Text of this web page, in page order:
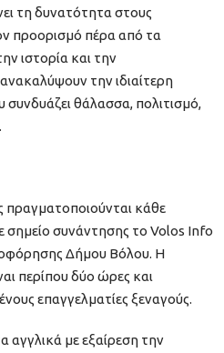
τη δυνατότητα στους
προορισμό πέρα από τα
ιστορία και την
την ιδιαίτερη
θάλασσα, πολιτισμό,
πραγματοποιούνται κάθε
σημείο συνάντησης το Volos Info
Δήμου Βόλου. Η
περίπου δύο ώρες και
επαγγελματίες ξεναγούς.
αγγλικά με εξαίρεση την